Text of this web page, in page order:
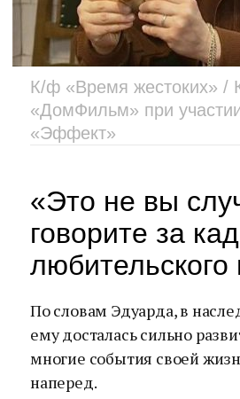
К/ф «Время жестоких» /
«ДомФильм» при
«Эффект»
«Это не вы
говорите за
любительского
По словам Эдуарда, в
ему досталась сильно
многие события своей
наперед.